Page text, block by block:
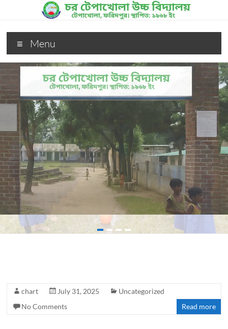
চর
টেপাখোলা
উচ্চ
বিদ্যালয়
টেপাখোলা
উচ্চ
বিদ্যালয়
Menu
chart July 31, 2025
Uncategorized
No Comments
Read more